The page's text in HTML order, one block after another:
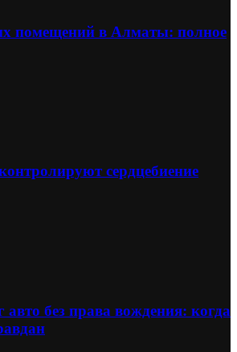
помещений в Алматы: полное
сердцебиение
авто без права вождения: когда